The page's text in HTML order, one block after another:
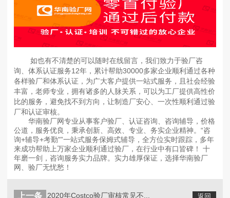
如也有不清楚的可以随时在线留言，我们致力于验厂咨
询、体系认证服务12年，累计帮助30000多家企业顺利通过各种
各样验厂和体系认证，为广大客户提供一站式服务，且社会经验
丰富，老师专业，拥有诸多的人脉关系，可以为工厂提供高性价
比的服务，避免找不到方向，让制造厂安心、一次性顺利通过验
厂和认证审核。
华南验厂网专业从事客户验厂、认证咨询、咨询辅导，价格
公道，服务优良，秉承创新、高效、专业、务实企业精神。“咨
询+辅导+考勤"”一站式服务保姆式辅导，全方位实时跟踪，多年
来成功帮助上万家企业顺利通过验厂，在行业中有口皆碑！ 十
年磨一剑，咨询服务实力品牌。实力雄厚保证，选择华南验厂
网、验厂无忧愁！
返回
上一条 2020年Costco验厂审核常见不...